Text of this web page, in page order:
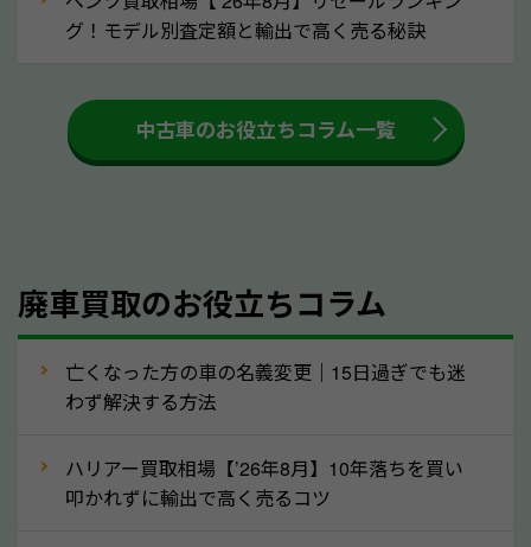
車を廃車にすると、自動車税の還付金を受け取ること
付金をお客様に返還しない業者もあります。廃車査定
をする際には、自動車税の還付金の返還があるかどう
かを確認するようにしてください。山形県のソコカラ
人気の車種は廃車の状態でも、高価買取が可能です。
産車は高く買取が可能です。「廃車＝買取できない」
なら廃車の車も適正価格で買取できます。他社で買取
拒否となった車も価格がつく可能性があるので、諦め
グ！モデル別査定額と輸出で高く売る秘訣
中古車のお役立ちコラム一覧
廃車買取のお役立ちコラム
亡くなった方の車の名義変更｜15日過ぎでも迷
わず解決する方法
ハリアー買取相場【’26年8月】10年落ちを買い
叩かれずに輸出で高く売るコツ